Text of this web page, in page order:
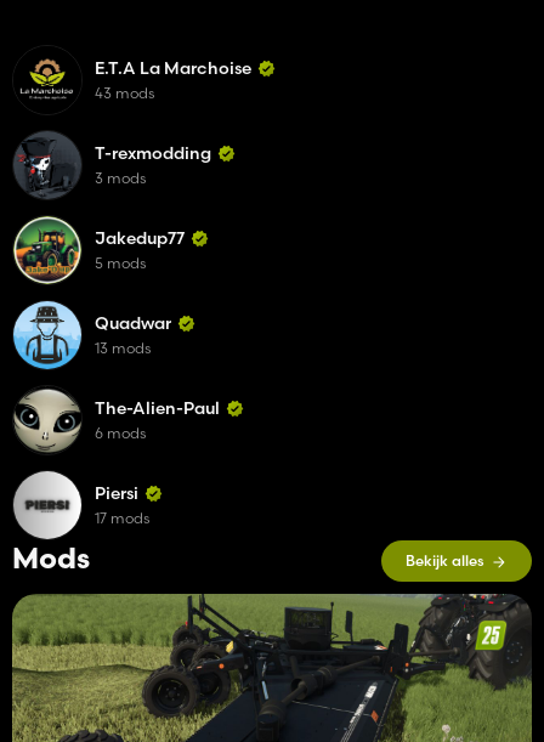
Mods Bekijk alles
E.T.A La Marchoise
43 mods
T-rexmodding
3 mods
Jakedup77
5 mods
Quadwar
13 mods
The-Alien-Paul
6 mods
Piersi
17 mods